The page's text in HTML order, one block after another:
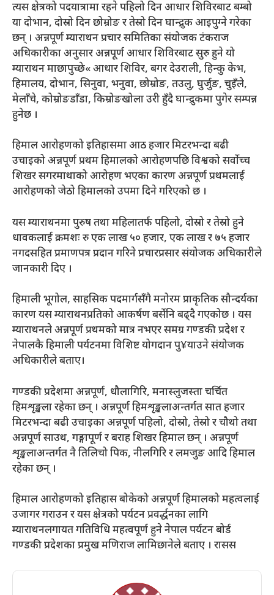
त्यस क्षेत्रको पदयात्रामा रहने पहिलो दिन आधार शिविरबाट बम्बो
या दोभान, दोस्रो दिन छोम्रोङ र तेस्रो दिन घान्द्रुक आइपुग्ने गरेका
छन् । अन्नपूर्ण म्याराथन प्रचार समितिका संयोजक टंकराज
अधिकारीका अनुसार अन्नपूर्ण आधार शिविरबाट सुरु हुने यो
म्याराथन माछापुच्छे« आधार शिविर, बगर देउराली, हिन्कु केभ,
हिमालय, दोभान, सिनुवा, भनुवा, छोम्रोङ, तउलु, घुर्जुङ, चुइँले,
मेलाँचे, कोम्रोङडाँडा, किम्रोङखोला उरी हुँदै घान्द्रुकमा पुगेर सम्पन्न
हुनेछ ।
हिमाल आरोहणको इतिहासमा आठ हजार मिटरभन्दा बढी
उचाइको अन्नपूर्ण प्रथम हिमालको आरोहणपछि विश्वको सर्वोच्च
शिखर सगरमाथाको आरोहण भएका कारण अन्नपूर्ण प्रथमलाई
आरोहणको जेठो हिमालको उपमा दिने गरिएको छ ।
यस म्याराथनमा पुरुष तथा महिलातर्फ पहिलो, दोस्रो र तेस्रो हुने
धावकलाई क्रमशः रु एक लाख ५० हजार, एक लाख र ७५ हजार
नगदसहित प्रमाणपत्र प्रदान गरिने प्रचारप्रसार संयोजक अधिकारीले
जानकारी दिए ।
हिमाली भूगोल, साहसिक पदमार्गसँगै मनोरम प्राकृतिक सौन्दर्यका
कारण यस म्याराथनप्रतिको आकर्षण बर्सेनि बढ्दै गएकोछ । यस
म्याराथनले अन्नपूर्ण प्रथमको मात्र नभएर समग्र गण्डकी प्रदेश र
नेपालकै हिमाली पर्यटनमा विशिष्ट योगदान पु¥याउने संयोजक
अधिकारीले बताए।
गण्डकी प्रदेशमा अन्नपूर्ण, धौलागिरि, मनास्लुजस्ता चर्चित
हिमशृङ्खला रहेका छन् । अन्नपूर्ण हिमशृङ्खलाअन्तर्गत सात हजार
मिटरभन्दा बढी उचाइका अन्नपूर्ण पहिलो, दोस्रो, तेस्रो र चौथो तथा
अन्नपूर्ण साउथ, गङ्गापूर्ण र बराह शिखर हिमाल छन् । अन्नपूर्ण
शृङ्खलाअन्तर्गत नै तिलिचो पिक, नीलगिरि र लमजुङ आदि हिमाल
रहेका छन् ।
हिमाल आरोहणको इतिहास बोकेको अन्नपूर्ण हिमालको महत्वलाई
उजागर गराउन र यस क्षेत्रको पर्यटन प्रवर्द्धनका लागि
म्याराथनलगायत गतिविधि महत्वपूर्ण हुने नेपाल पर्यटन बोर्ड
गण्डकी प्रदेशका प्रमुख मणिराज लामिछानेले बताए । रासस